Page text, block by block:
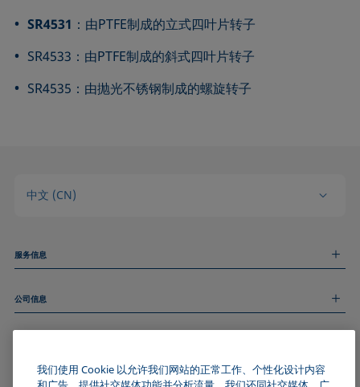
SR4531 ：由PTFE制成的立式四叶片转子
SR4533：由PTFE制成的斜式四叶片转子
SR4535：由抛光不锈钢制成的螺旋转子
中文 (CN)
服务信息
技术服务
和我们取得联系
公司信息
关于我们
我们使用 Cookie 以允许我们网站的正常工作、个性化设计内容